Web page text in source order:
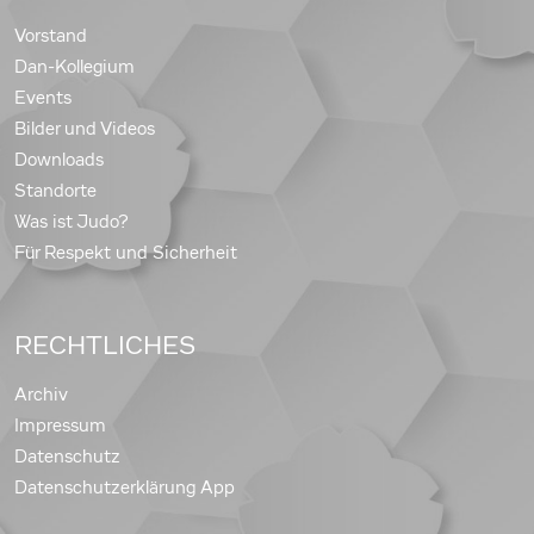
Vorstand
Dan-Kollegium
Events
Bilder und Videos
Downloads
Standorte
Was ist Judo?
Für Respekt und Sicherheit
RECHTLICHES
Archiv
Impressum
Datenschutz
Datenschutzerklärung App